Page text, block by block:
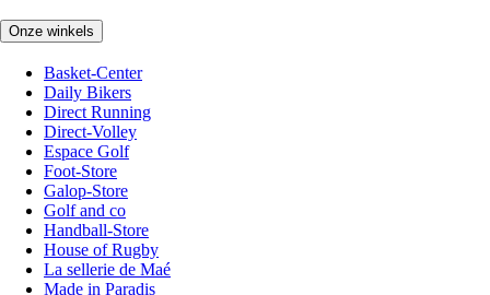
Onze winkels
Basket-Center
Daily Bikers
Direct Running
Direct-Volley
Espace Golf
Foot-Store
Galop-Store
Golf and co
Handball-Store
House of Rugby
La sellerie de Maé
Made in Paradis